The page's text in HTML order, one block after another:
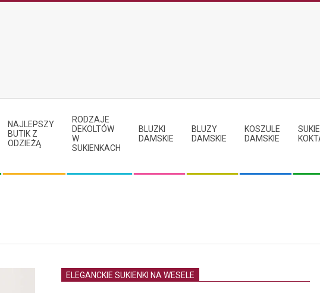
NAJLEPSZY
BUTIK Z
ODZIEŻĄ
RODZAJE
DEKOLTÓW
W
SUKIENKACH
BLUZKI
DAMSKIE
BLUZY
DAMSKIE
KOSZULE
DAMSKIE
ELEGANCKIE SUKIENKI NA WESELE